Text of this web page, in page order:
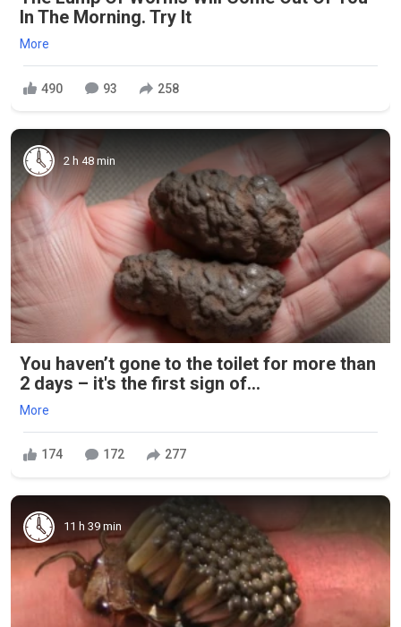
In The Morning. Try It
More
490 93 258
2 h 48 min
You haven’t gone to the toilet for more than
2 days – it's the first sign of...
More
174 172 277
11 h 39 min